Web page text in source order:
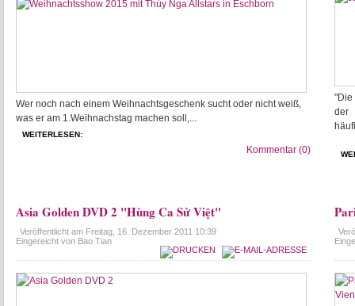
Wer noch nach einem Weihnachtsgeschenk sucht oder nicht weiß,
was er am 1.Weihnachstag machen soll,...
WEITERLESEN:
Kommentar (0)
"Die
der
Asia Golden DVD 2 "Hùng Ca Sử Việt"
Veröffentlicht am Freitag, 16. Dezember 2011 10:39
Eingereicht von Bao Tian